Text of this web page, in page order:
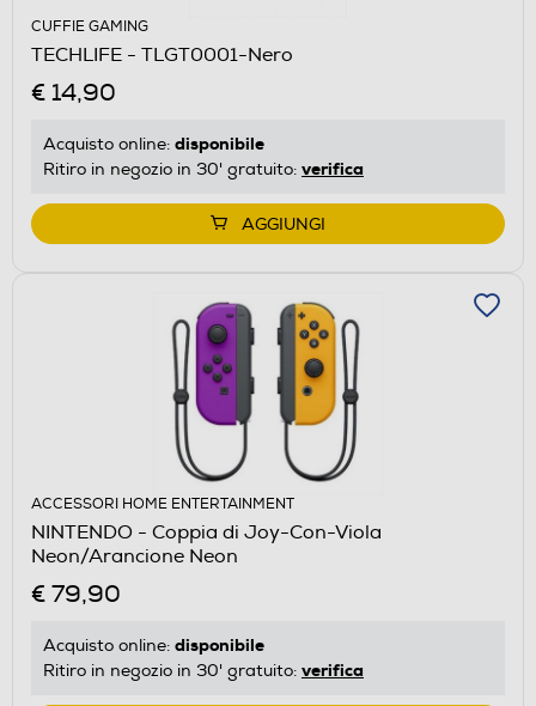
CUFFIE GAMING
TECHLIFE - TLGT0001-Nero
€ 14,90
Acquisto online: disponibile
Ritiro in negozio in 30' gratuito: verifica
AGGIUNGI
ACCESSORI HOME ENTERTAINMENT
NINTENDO - Coppia di Joy-Con-Viola
Neon/Arancione Neon
€ 79,90
Acquisto online: disponibile
Ritiro in negozio in 30' gratuito: verifica